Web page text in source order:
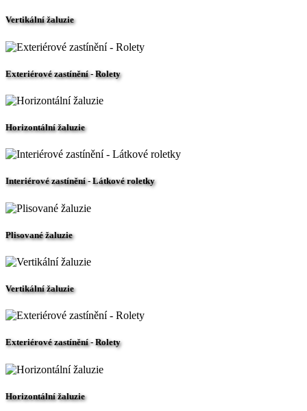
Vertikální žaluzie
Exteriérové zastínění - Rolety
Horizontální žaluzie
Interiérové zastínění - Látkové roletky
Plisované žaluzie
Vertikální žaluzie
Exteriérové zastínění - Rolety
Horizontální žaluzie